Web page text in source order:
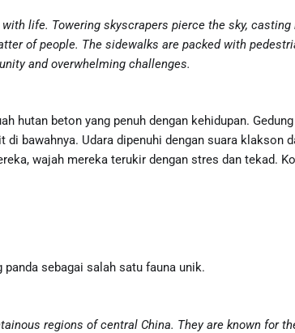
life. Towering skyscrapers pierce the sky,
of people. The sidewalks are packed with
and overwhelming challenges.
hutan beton yang penuh dengan kehidupan.
bawahnya. Udara dipenuhi dengan suara klakson
wajah mereka terukir dengan stres dan tekad.
sebagai salah satu fauna unik.
regions of central China. They are known for